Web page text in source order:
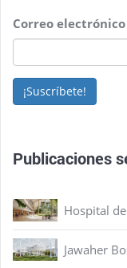
Correo electrónico
¡Suscríbete!
Publicaciones
Hospital
Jawaher